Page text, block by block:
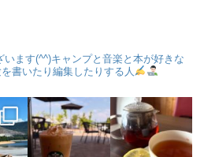
います(^^)キャンプと音楽と本が好きな
書いたり編集したりする人